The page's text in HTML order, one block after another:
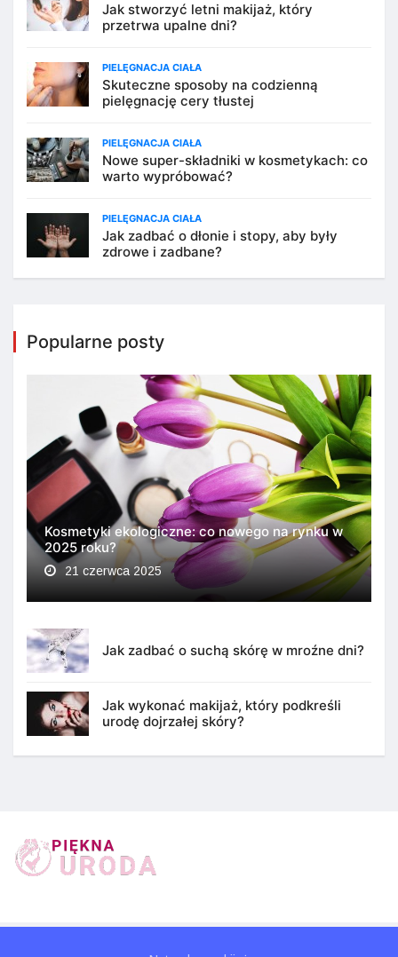
Jak stworzyć letni makijaż, który
przetrwa upalne dni?
PIELĘGNACJA CIAŁA
Skuteczne sposoby na codzienną
pielęgnację cery tłustej
PIELĘGNACJA CIAŁA
Nowe super-składniki w kosmetykach: co
warto wypróbować?
PIELĘGNACJA CIAŁA
Jak zadbać o dłonie i stopy, aby były
zdrowe i zadbane?
Popularne posty
Kosmetyki ekologiczne: co nowego na rynku w
2025 roku?
21 czerwca 2025
Jak zadbać o suchą skórę w mroźne dni?
Jak wykonać makijaż, który podkreśli
urodę dojrzałej skóry?